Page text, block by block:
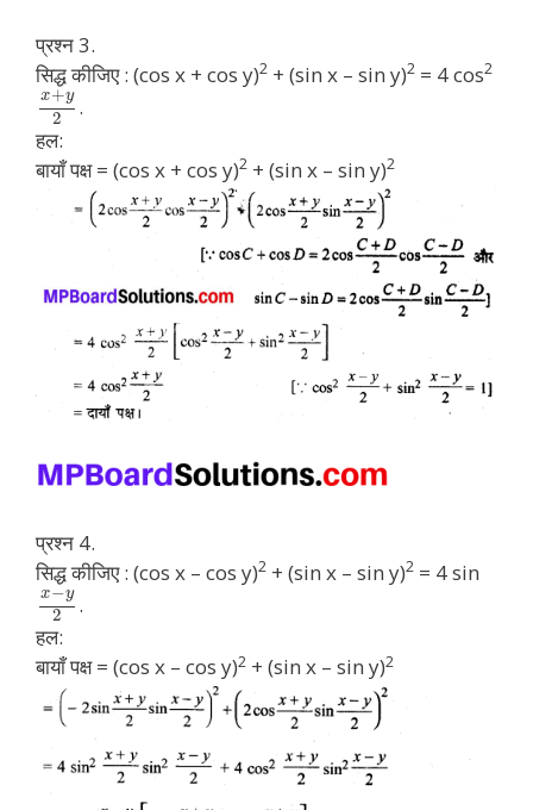
प्रश्न 3.
सिद्ध कीजिए : (cos x + cos y)2 + (sin x – sin y)2 = 4 cos2
x+y
2
.
हल:
बायाँ पक्ष = (cos x + cos y)2 + (sin x – sin y)2
प्रश्न 4.
सिद्ध कीजिए : (cos x – cos y)2 + (sin x – sin y)2 = 4 sin
x−y
2
.
हल:
बायाँ पक्ष = (cos x – cos y)2 + (sin x – sin y)2